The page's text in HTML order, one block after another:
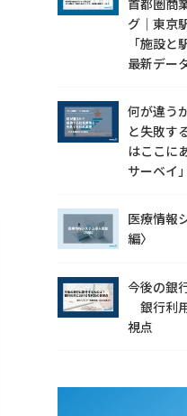
首都圏商
グ｜東京
「施設
最新デー
何が違う
と失敗す
はここに
サーベイ
医療情報
編〉
今後の銀
銀行利
視点